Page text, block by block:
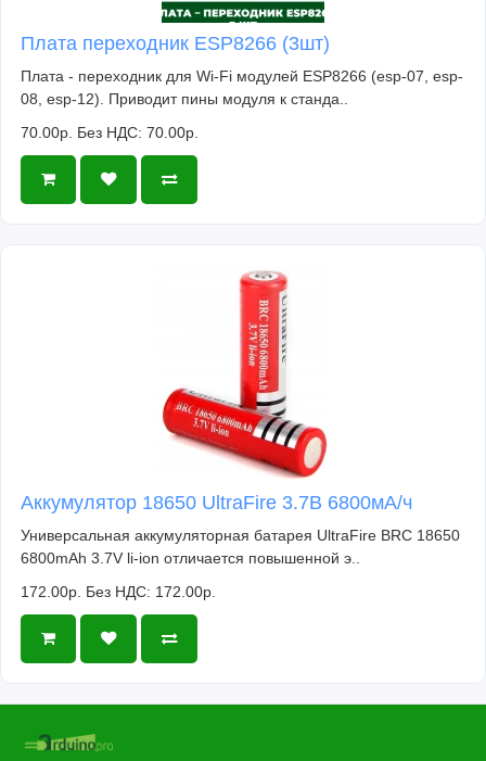
Плата переходник ESP8266 (3шт)
Плата - переходник для Wi-Fi модулей ESP8266 (esp-07, esp-
08, esp-12). Приводит пины модуля к станда..
70.00р. Без НДС: 70.00р.
Аккумулятор 18650 UltraFire 3.7В 6800мА/ч
Универсальная аккумуляторная батарея UltraFire BRC 18650
6800mAh 3.7V li-ion отличается повышенной э..
172.00р. Без НДС: 172.00р.